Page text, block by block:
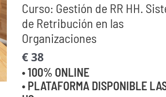
Curso: Gestión de RR HH.
de Retribución en las
Organizaciones
€38
• 100% ONLINE
• PLATAFORMA DISPONIBLE